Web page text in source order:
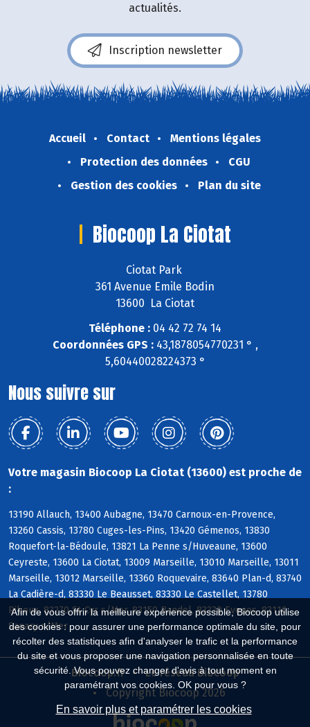
Afin de vous offrir la meilleure expérience possible, Biocoop utilise
des cookies : pour assurer une performance optimale du site, pour
récolter des statistiques afin d'analyser le trafic et la performance
du site et vous proposer une navigation personnalisée en toute
sécurité. Vous pouvez changer d'avis à tout moment en
paramétrant vos cookies. OK pour vous ?
En savoir plus et paramétrer les cookies
actualités.
Inscription newsletter
Accueil Contact
Mentions légales
Protection des données
CGU
Gestion des cookies
Plan du site
Biocoop La Ciotat
Ciotat Park
361 Avenue Emile Bodin
13600 La Ciotat
Téléphone : 04 42 72 74 14
Coordonnées GPS :43,1878054770231 ° ,
5,60440028224373 °
Nous suivre sur
Votre magasin Biocoop La Ciotat (13600) est proche de
:
13190 Allauch, 13400 Aubagne, 13470 Carnoux-en-Provence,
13260 Cassis, 13780 Cuges-les-Pins, 13420 Gémenos, 13830
Roquefort-la-Bédoule, 13821 La Penne s/Huveaune, 13600
Ceyreste, 13600 La Ciotat, 13009 Marseille, 13010 Marseille, 13011
Marseille, 13012 Marseille, 13360 Roquevaire, 83640 Plan-d, 83740
La Cadière-d, 83330 Le Beausset, 83330 Le Castellet, 13780
Riboux, 83270 St-Cyr s/Mer, 83150 Bandol, 83330 Evenos, 83110
Sanary s/Mer
Biocoop.fr
Le réseau Biocoop
Copyright Biocoop 2026